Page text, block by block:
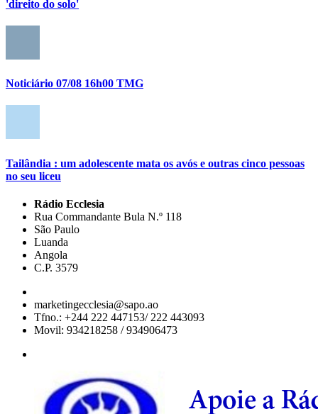
'direito do solo'
Noticiário 07/08 16h00 TMG
Tailândia : um adolescente mata os avós e outras cinco pessoas
no seu liceu
Rádio Ecclesia
Rua Commandante Bula N.º 118
São Paulo
Luanda
Angola
C.P. 3579
marketingecclesia@sapo.ao
Tfno.: +244 222 447153/ 222 443093
Movil: 934218258 / 934906473